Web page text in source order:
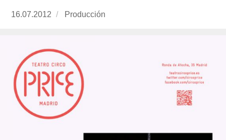
Publicado
16.07.2012 https://www.experimenta.es/author/
Producción